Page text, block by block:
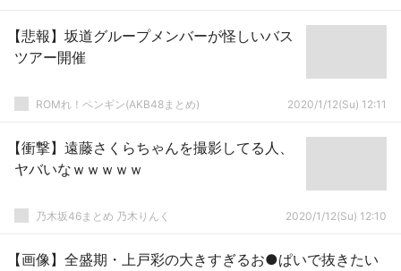
【悲報】坂道グループメンバーが怪しいバス
ツアー開催
ROMれ！ペンギン(AKB48まとめ) 2020/1/12(Su) 12:11
【衝撃】遠藤さくらちゃんを撮影してる人、
ヤバいなｗｗｗｗｗ
乃木坂46まとめ 乃木りんく 2020/1/12(Su) 12:10
【画像】全盛期・上戸彩の大きすぎるお●ぱいで抜きたい